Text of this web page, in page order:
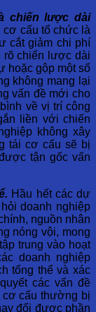
chiến lược dài
cơ cấu tổ chức là
cắt giảm chi phí
rõ chiến lược dài
hoặc gộp một số
không mang lại
vấn đề mới cho
về vị trí công
liền với chiến
không xây
tái cơ cấu sẽ bị
tận gốc vấn
Hầu hết các dự
doanh nghiệp
nguồn nhân
nóng vội, mong
trung vào hoạt
doanh nghiệp
tổng thể và xác
các vấn đề
cơ cấu thường bị
đổi được phần